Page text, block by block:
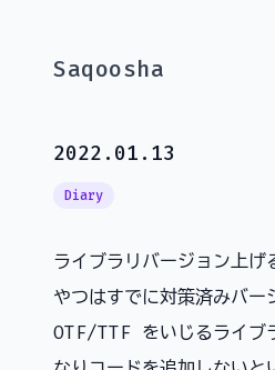
Saqoosha
2022.01.13
Diary
ライブラリバージョン上
やつはすでに対策済みバ
OTF/TTF をいじるライブ